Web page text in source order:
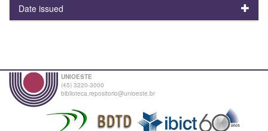
Date issued
UNIOESTE
(45) 3220-3000
biblioteca.repositorio@unioeste.br